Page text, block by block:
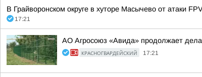
В Грайворонском округе в хуторе Масычево от атаки
17:21
АО Агросоюз «Авида» продолжает
КРАСНОГВАРДЕЙСКИЙ 17:21